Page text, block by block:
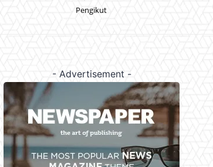
Pengikut
- Advertisement -